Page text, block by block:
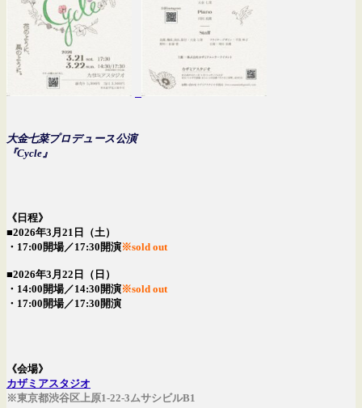
大金七菜プロデュース公演
『Cycle』
《日程》
■2026年3月21日（土）
・17:00開場／17:30開演※sold out
■2026年3月22日（日）
・14:00開場／14:30開演※sold out
・17:00開場／17:30開演
《会場》
カザミアスタジオ
※東京都渋谷区上原1-22-3ムサシビルB1